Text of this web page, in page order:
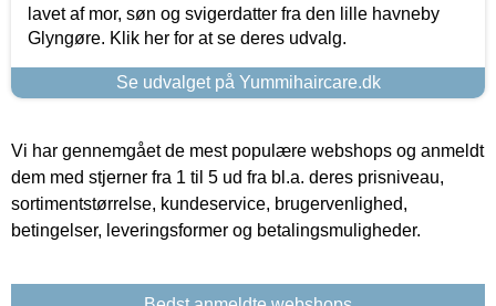
lavet af mor, søn og svigerdatter fra den lille havneby
Glyngøre. Klik her for at se deres udvalg.
Se udvalget på Yummihaircare.dk
Vi har gennemgået de mest populære webshops og anmeldt
dem med stjerner fra 1 til 5 ud fra bl.a. deres prisniveau,
sortimentstørrelse, kundeservice, brugervenlighed,
betingelser, leveringsformer og betalingsmuligheder.